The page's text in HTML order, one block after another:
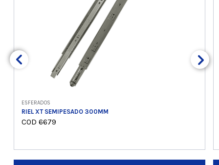
ESFERADOS
RIEL XT SEMIPESADO 300MM
COD 6679